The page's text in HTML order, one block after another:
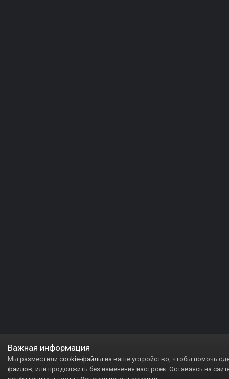
Важная информация
Мы разместили cookie-файлы на ваше устройство, чтобы помочь
файлов, или продолжить без изменения настроек. Оставаясь на